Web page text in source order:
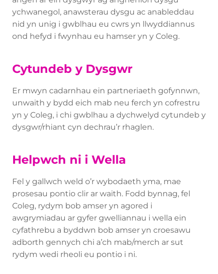
ychwanegol, anawsterau dysgu ac anableddau
nid yn unig i gwblhau eu cwrs yn llwyddiannus
ond hefyd i fwynhau eu hamser yn y Coleg.
Cytundeb y Dysgwr
Er mwyn cadarnhau ein partneriaeth gofynnwn,
unwaith y bydd eich mab neu ferch yn cofrestru
yn y Coleg, i chi gwblhau a dychwelyd cytundeb y
dysgwr/rhiant cyn dechrau’r rhaglen.
Helpwch ni i Wella
Fel y gallwch weld o’r wybodaeth yma, mae
prosesau pontio clir ar waith. Fodd bynnag, fel
Coleg, rydym bob amser yn agored i
awgrymiadau ar gyfer gwelliannau i wella ein
cyfathrebu a byddwn bob amser yn croesawu
adborth gennych chi a’ch mab/merch ar sut
rydym wedi rheoli eu pontio i ni.